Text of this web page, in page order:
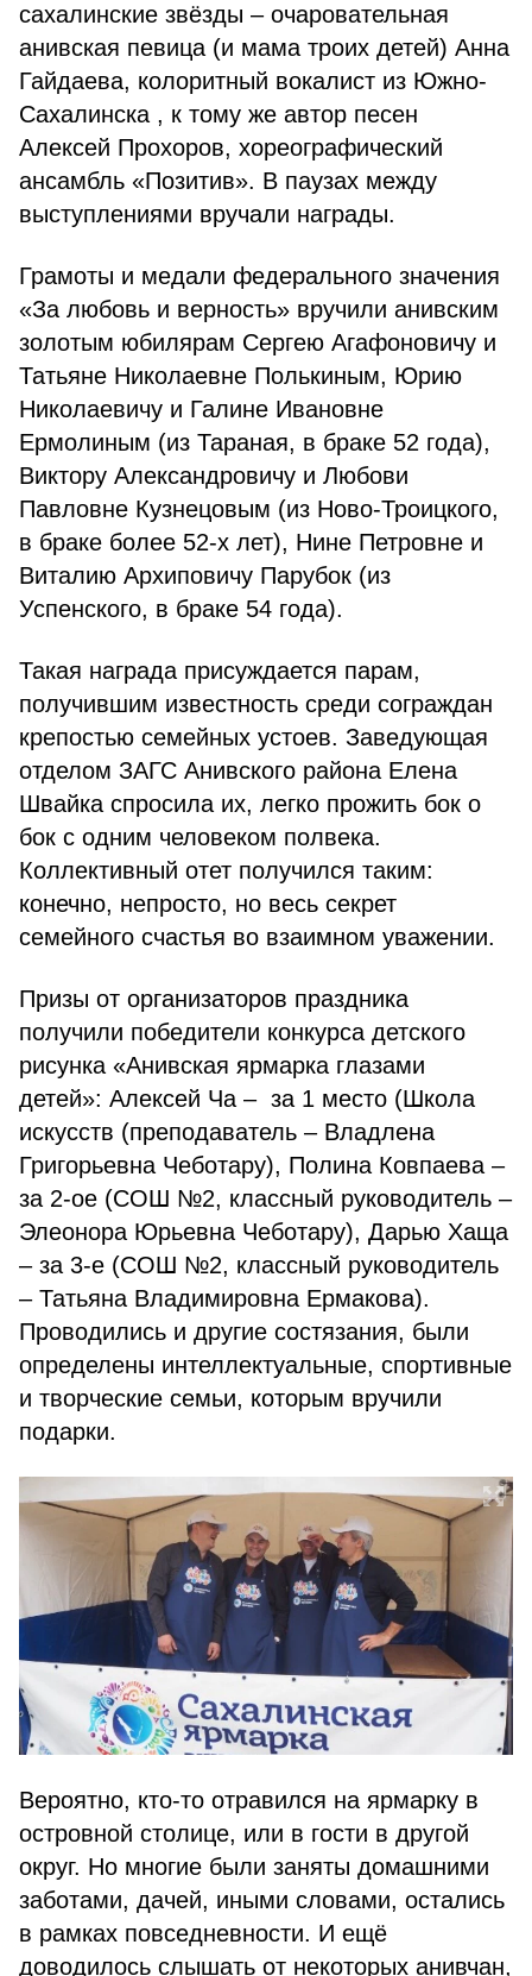
сахалинские звёзды – очаровательная
анивская певица (и мама троих детей) Анна
Гайдаева, колоритный вокалист из Южно-
Сахалинска , к тому же автор песен
Алексей Прохоров, хореографический
ансамбль «Позитив». В паузах между
выступлениями вручали награды.
Грамоты и медали федерального значения
«За любовь и верность» вручили анивским
золотым юбилярам Сергею Агафоновичу и
Татьяне Николаевне Полькиным, Юрию
Николаевичу и Галине Ивановне
Ермолиным (из Тараная, в браке 52 года),
Виктору Александровичу и Любови
Павловне Кузнецовым (из Ново-Троицкого,
в браке более 52-х лет), Нине Петровне и
Виталию Архиповичу Парубок (из
Успенского, в браке 54 года).
Такая награда присуждается парам,
получившим известность среди сограждан
крепостью семейных устоев. Заведующая
отделом ЗАГС Анивского района Елена
Швайка спросила их, легко прожить бок о
бок с одним человеком полвека.
Коллективный отет получился таким:
конечно, непросто, но весь секрет
семейного счастья во взаимном уважении.
Призы от организаторов праздника
получили победители конкурса детского
рисунка «Анивская ярмарка глазами
детей»: Алексей Ча – за 1 место (Школа
искусств (преподаватель – Владлена
Григорьевна Чеботару), Полина Ковпаева –
за 2-ое (СОШ №2, классный руководитель –
Элеонора Юрьевна Чеботару), Дарью Хаща
– за 3-е (СОШ №2, классный руководитель
– Татьяна Владимировна Ермакова).
Проводились и другие состязания, были
определены интеллектуальные, спортивные
и творческие семьи, которым вручили
подарки.
Вероятно, кто-то отравился на ярмарку в
островной столице, или в гости в другой
округ. Но многие были заняты домашними
заботами, дачей, иными словами, остались
в рамках повседневности. И ещё
доводилось слышать от некоторых анивчан,